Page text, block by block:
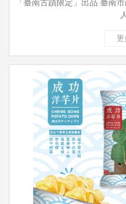
「臺南古蹟限定」出品 臺南
更